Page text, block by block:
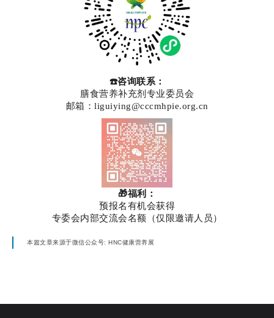
☎️咨询联系：
膳食营养补充剂专业委员会
邮箱：liguiying@cccmhpie.org.cn
🎁福利：
预报名有机会获得
专委会内部交流会名额（仅限邀请人员）
本篇文章来源于微信公众号: HNC健康营养展